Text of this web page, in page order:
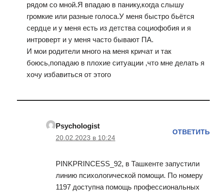
рядом со мной.Я впадаю в панику,когда слышу
громкие или разные голоса.У меня быстро бьётся
сердце и у меня есть из детства социофобия и я
интроверт и у меня часто бывают ПА.
И мои родители много на меня кричат и так
боюсь,попадаю в плохие ситуации ,что мне делать я
хочу избавиться от этого
Psychologist
20.02.2023 в 10:24
ОТВЕТИТЬ
PINKPRINCESS_92, в Ташкенте запустили
линию психологической помощи. По номеру
1197 доступна помощь профессиональных